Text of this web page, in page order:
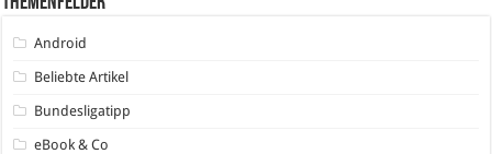
Android
Beliebte Artikel
Bundesligatipp
eBook & Co